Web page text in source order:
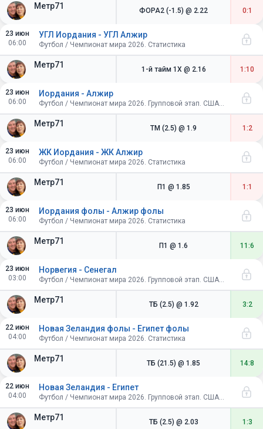
Метр71 ФОРА2 (-1.5) @ 2.22 0:1
23 июн
06:00
Метр71
УГЛ Иордания - УГЛ Алжир
Футбол / Чемпионат мира 2026. Статистика
1-й тайм 1X @ 2.16 1:10
23 июн
06:00
Метр71
Иордания - Алжир
Футбол / Чемпионат мира 2026. Групповой этап. США-Канада-Мексика
ТМ (2.5) @ 1.9 1:2
23 июн
06:00
Метр71
ЖК Иордания - ЖК Алжир
Футбол / Чемпионат мира 2026. Статистика
П1 @ 1.85 1:1
23 июн
06:00
Метр71
Иордания фолы - Алжир фолы
Футбол / Чемпионат мира 2026. Статистика
П1 @ 1.6 11:6
23 июн
03:00
Метр71
Норвегия - Сенегал
Футбол / Чемпионат мира 2026. Групповой этап. США-Канада-Мексика
ТБ (2.5) @ 1.92 3:2
22 июн
04:00
Метр71
Новая Зеландия фолы - Египет фолы
Футбол / Чемпионат мира 2026. Статистика
ТБ (21.5) @ 1.85 14:8
22 июн
04:00
Метр71
Новая Зеландия - Египет
Футбол / Чемпионат мира 2026. Групповой этап. США-Канада-Мексика
ТБ (2.5) @ 2.03 1:3